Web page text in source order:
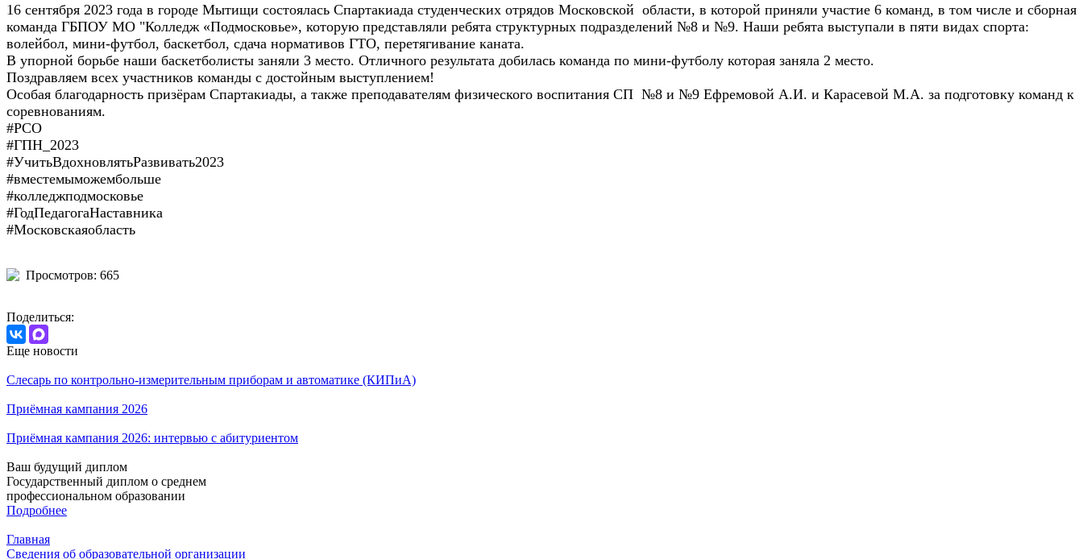
16 сентября 2023 года в городе Мытищи состоялась Спартакиада студенческих отрядов Московской области, в которой приняли участие 6 команд, в том числе и сборная
команда ГБПОУ МО "Колледж «Подмосковье», которую представляли ребята структурных подразделений №8 и №9. Наши ребята выступали в пяти видах спорта:
волейбол, мини-футбол, баскетбол, сдача нормативов ГТО, перетягивание каната.
В упорной борьбе наши баскетболисты заняли 3 место. Отличного результата добилась команда по мини-футболу которая заняла 2 место.
Поздравляем всех участников команды с достойным выступлением!
Особая благодарность призёрам Спартакиады, а также преподавателям физического воспитания СП №8 и №9 Ефремовой А.И. и Карасевой М.А. за подготовку команд к
соревнованиям.
#РСО
#ГПН_2023
#УчитьВдохновлятьРазвивать2023
#вместемыможембольше
#колледжподмосковье
#ГодПедагогаНаставника
#Московскаяобласть
Просмотров: 665
Поделиться:
Еще новости
Слесарь по контрольно-измерительным приборам и автоматике (КИПиА)
Приёмная кампания 2026
Приёмная кампания 2026: интервью с абитуриентом
Ваш будущий диплом
Государственный диплом о среднем
профессиональном образовании
Подробнее
Главная
Сведения об образовательной организации